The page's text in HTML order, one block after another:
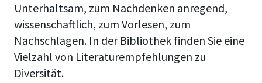
Unterhaltsam, zum Nachdenken anregend,
wissenschaftlich, zum Vorlesen, zum
Nachschlagen. In der Bibliothek finden Sie eine
Vielzahl von Literaturempfehlungen zu
Diversität.